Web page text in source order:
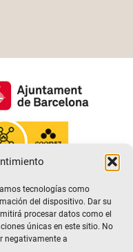
tecnologías como
del dispositivo. Dar su
procesar datos como el
únicas en este sitio. No
negativamente a